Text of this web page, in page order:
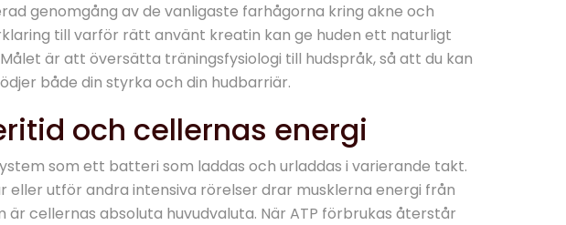
genomgång av de vanligaste farhågorna kring akne och
till varför rätt använt kreatin kan ge huden ett naturligt
är att översätta träningsfysiologi till hudspråk, så att du kan
både din styrka och din hudbarriär.
och cellernas energi
som ett batteri som laddas och urladdas i varierande takt.
eller utför andra intensiva rörelser drar musklerna energi från
är cellernas absoluta huvudvaluta. När ATP förbrukas återstår